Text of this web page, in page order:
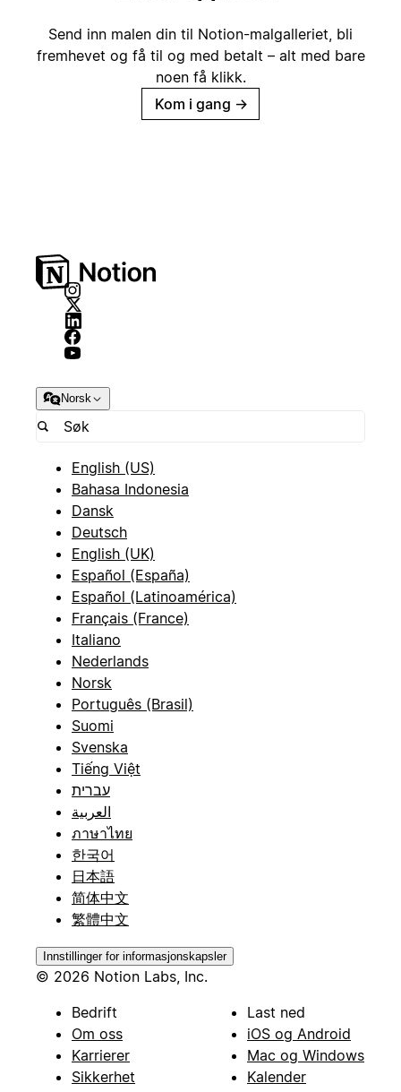
Send inn malen din til Notion-malgalleriet, bli
fremhevet og få til og med betalt – alt med bare
noen få klikk.
Kom i gang →
Norsk
English (US)
Bahasa Indonesia
Dansk
Deutsch
English (UK)
Español (España)
Español (Latinoamérica)
Français (France)
Italiano
Nederlands
Norsk
Português (Brasil)
Suomi
Svenska
Tiếng Việt
עברית
العربية
ภาษาไทย
한국어
日本語
简体中文
繁體中文
Innstillinger for informasjonskapsler
© 2026 Notion Labs, Inc.
Bedrift
Om oss
Karrierer
Sikkerhet
Last ned
iOS og Android
Mac og Windows
Kalender